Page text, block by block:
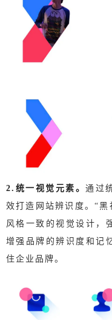
2.统一视觉元素。通过
效打造网站辨识度。“黑
风格一致的视觉设计，
增强品牌的辨识度和记
住企业品牌。